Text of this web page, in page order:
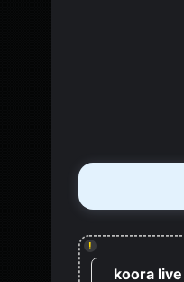
!
koora live